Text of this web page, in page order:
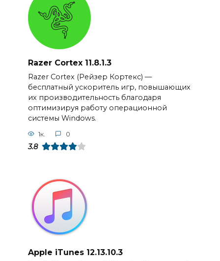
Razer Cortex 11.8.1.3
Razer Cortex (Рейзер Кортекс) —
бесплатный ускоритель игр, повышающих
их производительность благодаря
оптимизируя работу операционной
системы Windows.
1к. 0
3.8
Apple iTunes 12.13.10.3